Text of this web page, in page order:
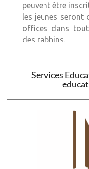
peuvent être
les jeunes seront
offices dans
des rabbins.
Services